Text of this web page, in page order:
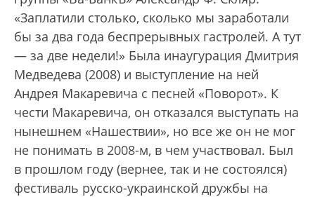
«Заплатили столько, сколько мы заработали
бы за два года беспрерывных гастролей. А тут
— за две недели!» Была инаугурация Дмитрия
Медведева (2008) и выступление на ней
Андрея Макаревича с песней «Поворот». К
чести Макаревича, он отказался выступать на
нынешнем «Нашествии», но все же он не мог
не понимать в 2008-м, в чем участвовал. Был
в прошлом году (вернее, так и не состоялся)
фестиваль русско-украинской дружбы на